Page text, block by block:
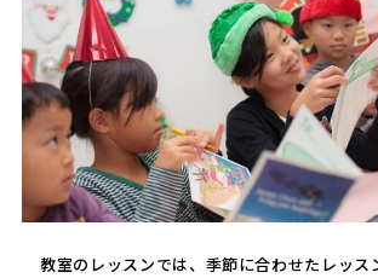
教室のレッスンでは、季節に合わせたレッス